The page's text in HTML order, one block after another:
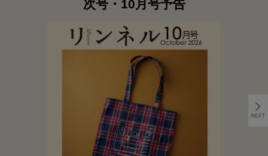
次号・10月号予告